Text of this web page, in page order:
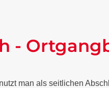
-
man als seitlichen